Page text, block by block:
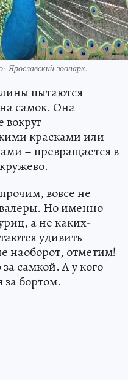
зоопарк.
пытаются
самок. Она
вокруг
красками или –
– превращается в
вовсе не
Но именно
а не каких-
удивить
наоборот, отметим!
самкой. А у кого
за бортом.